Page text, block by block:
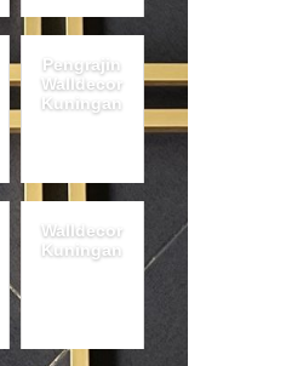
Pengrajin
Walldecor
Kuningan
Walldecor
Kuningan